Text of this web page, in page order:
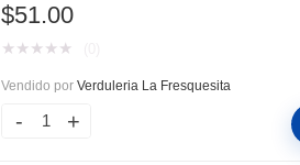
$51.00
★ ★ ★ ★ ★
Vendido por Verduleria La Fresquesita